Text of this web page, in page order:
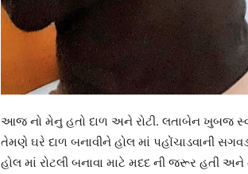
આજ નો મેનુ હતો દાળ અને રોટી. લતાબેન ખુબજ
તેમણે ઘરે દાળ બનાવીને હોલ માં પહોંચાડવાની
હોલ માં રોટલી બનાવા માટે મદદ ની જરૂર હતી